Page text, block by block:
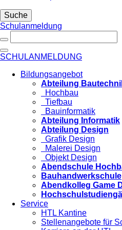
Suche
Schulanmeldung
SCHULANMELDUNG
Bildungsangebot
Abteilung
Hochbau
Tiefbau
Bauinformatik
Abteilung Informatik
Abteilung Design
Grafik Design
Malerei Design
Objekt Design
Abendschule
Bauhandwerkschule
Abendkolleg Game
Service
HTL Kantine
Stellenangebote für